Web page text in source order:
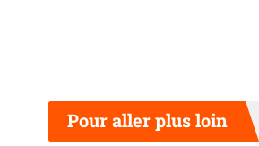
Pour aller plus loin